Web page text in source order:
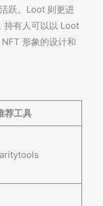
跃。Loot 则更进
持有人可以以 Loot
形象的设计和
荐工具